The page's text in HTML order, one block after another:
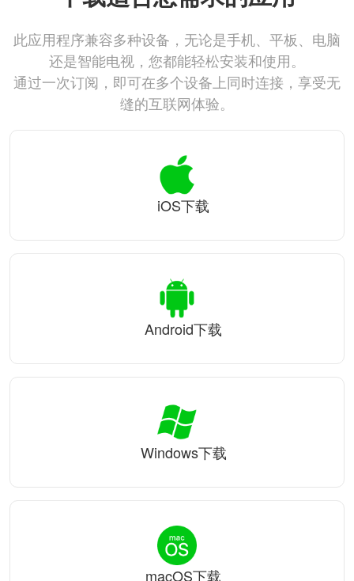
此应用程序兼容多种设备，无论是手机、平板、电脑
还是智能电视，您都能轻松安装和使用。
通过一次订阅，即可在多个设备上同时连接，享受无
缝的互联网体验。
iOS下载
Android下载
Windows下载
macOS下载